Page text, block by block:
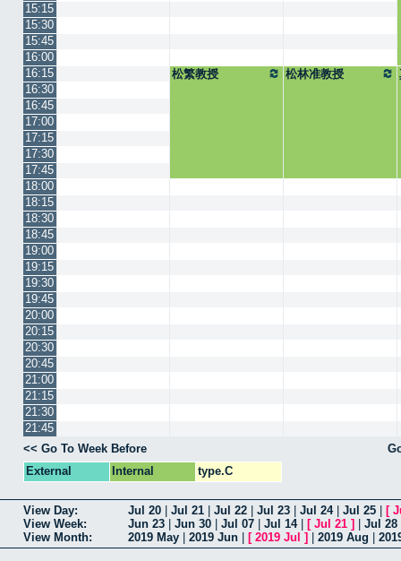
15:15
15:30
15:45
16:00
16:15
松繁教授 松林准教授
16:30
16:45
17:00
17:15
17:30
17:45
18:00
18:15
18:30
18:45
19:00
19:15
19:30
19:45
20:00
20:15
20:30
20:45
21:00
21:15
21:30
21:45
<< Go To Week Before
External
Internal type.C
View Day: Jul 20 Jul 21 Jul 22 Jul 23 Jul 24| Jul 25 [
View Week:
Jun 23 Jun 30 Jul 07 Jul 14| [ Jul 21 ] Jul 28
View Month:
2019 May 2019 Jun [ 2019 Jul ] 2019 Aug